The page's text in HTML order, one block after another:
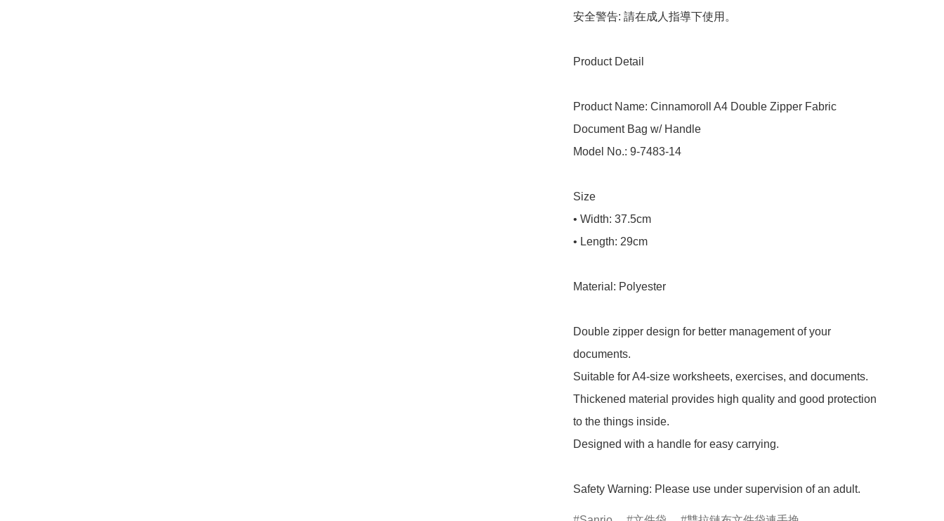
安全警告: 請在成人指導下使用。
Product Detail
Product Name: Cinnamoroll A4 Double Zipper Fabric
Document Bag w/ Handle
Model No.: 9-7483-14
Size
• Width: 37.5cm
• Length: 29cm
Material: Polyester
Double zipper design for better management of your
documents.
Suitable for A4-size worksheets, exercises, and documents.
Thickened material provides high quality and good protection
to the things inside.
Designed with a handle for easy carrying.
Safety Warning: Please use under supervision of an adult.